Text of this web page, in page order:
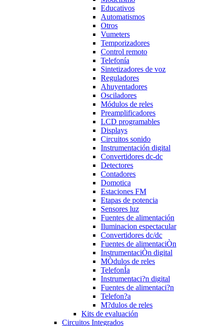
Educativos
Automatismos
Otros
Vumeters
Temporizadores
Control remoto
Telefonía
Sintetizadores de voz
Reguladores
Ahuyentadores
Osciladores
Módulos de reles
Preamplificadores
LCD programables
Displays
Circuitos sonido
Instrumentación digital
Convertidores dc-dc
Detectores
Contadores
Domotica
Estaciones FM
Etapas de potencia
Sensores luz
Fuentes de alimentación
Iluminacion espectacular
Convertidores dc/dc
Fuentes de alimentaciÒn
InstrumentaciÒn digital
MÒdulos de reles
TelefonÍa
Instrumentaci?n digital
Fuentes de alimentaci?n
Telefon?a
M?dulos de reles
Kits de evaluación
Circuitos Integrados